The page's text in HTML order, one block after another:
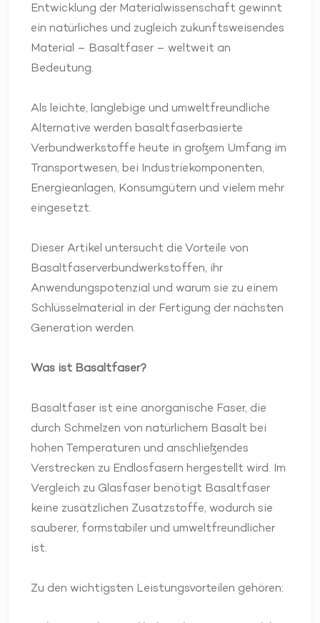
Entwicklung der Materialwissenschaft gewinnt
ein natürliches und zugleich zukunftsweisendes
Material – Basaltfaser – weltweit an
Bedeutung.
Als leichte, langlebige und umweltfreundliche
Alternative werden basaltfaserbasierte
Verbundwerkstoffe heute in großem Umfang im
Transportwesen, bei Industriekomponenten,
Energieanlagen, Konsumgütern und vielem mehr
eingesetzt.
Dieser Artikel untersucht die Vorteile von
Basaltfaserverbundwerkstoffen, ihr
Anwendungspotenzial und warum sie zu einem
Schlüsselmaterial in der Fertigung der nächsten
Generation werden.
Was ist Basaltfaser?
Basaltfaser ist eine anorganische Faser, die
durch Schmelzen von natürlichem Basalt bei
hohen Temperaturen und anschließendes
Verstrecken zu Endlosfasern hergestellt wird. Im
Vergleich zu Glasfaser benötigt Basaltfaser
keine zusätzlichen Zusatzstoffe, wodurch sie
sauberer, formstabiler und umweltfreundlicher
ist.
Zu den wichtigsten Leistungsvorteilen gehören: